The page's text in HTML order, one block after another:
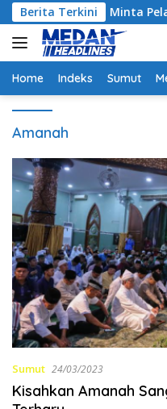
Langsung
ke
konten
Berita Terkini
Minta Pelapor Yang
Home Indeks Sumut
Amanah
Sumut 24/03/2023
Kisahkan Amanah